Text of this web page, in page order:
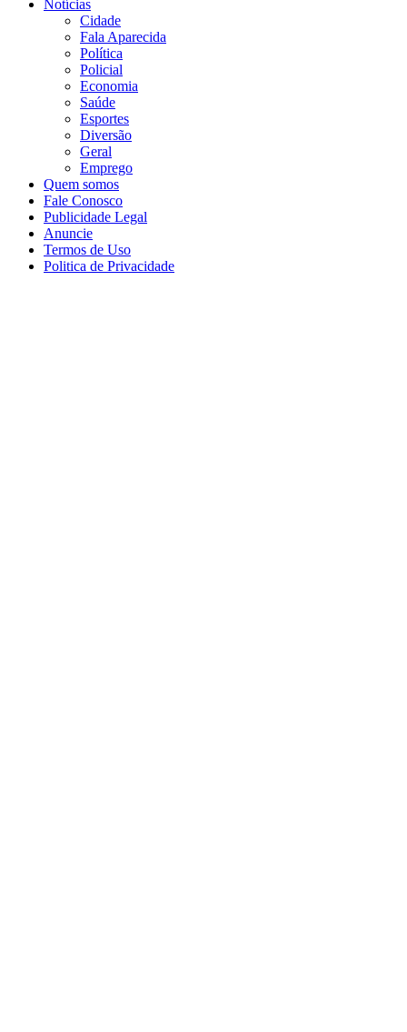
Notícias
Cidade
Fala Aparecida
Política
Policial
Economia
Saúde
Esportes
Diversão
Geral
Emprego
Quem somos
Fale Conosco
Publicidade Legal
Anuncie
Termos de Uso
Politica de Privacidade